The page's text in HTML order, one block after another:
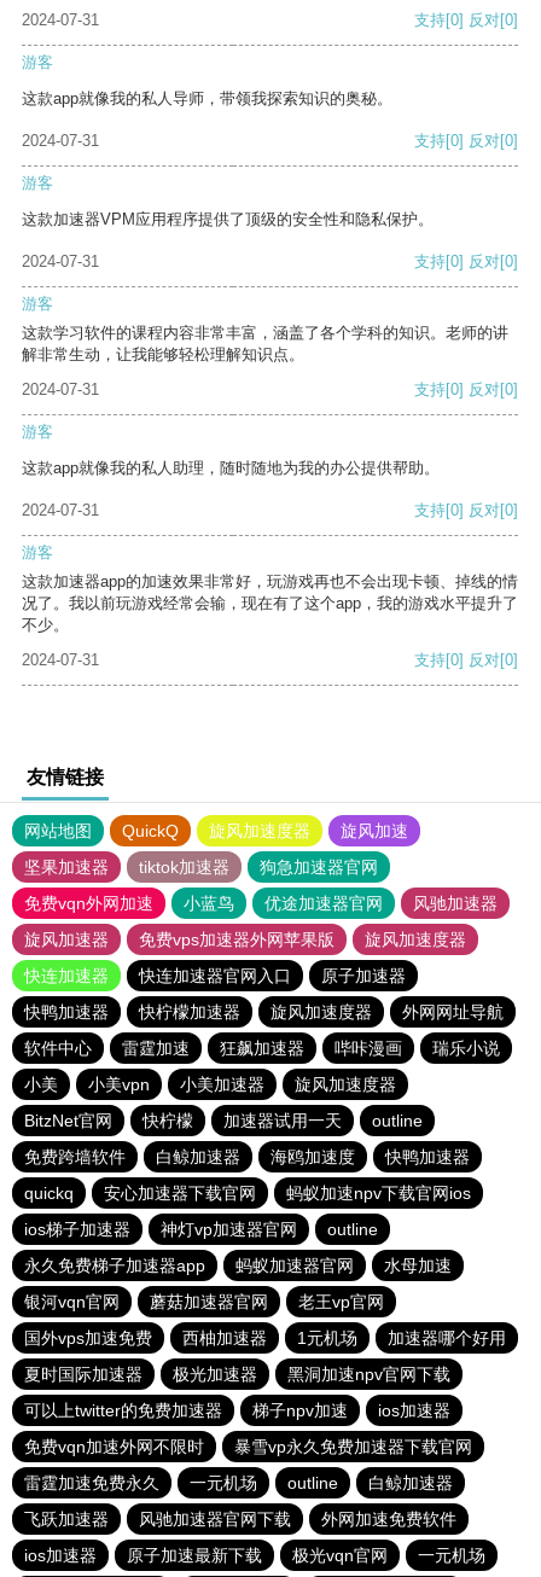
2024-07-31
支持[0] 反对[0]
游客
这款app就像我的私人导师，带领我探索知识的奥秘。
2024-07-31 支持[0] 反对[0]
游客
这款加速器VPM应用程序提供了顶级的安全性和隐私保护。
2024-07-31 支持[0] 反对[0]
游客
这款学习软件的课程内容非常丰富，涵盖了各个学科的知识。老师的讲
解非常生动，让我能够轻松理解知识点。
2024-07-31
支持[0] 反对[0]
游客
这款app就像我的私人助理，随时随地为我的办公提供帮助。
2024-07-31 支持[0] 反对[0]
游客
这款加速器app的加速效果非常好，玩游戏再也不会出现卡顿、掉线的情
况了。我以前玩游戏经常会输，现在有了这个app，我的游戏水平提升了
不少。
2024-07-31
支持[0] 反对[0]
友情链接
网站地图 QuickQ 旋风加速度器
旋风加速
坚果加速器
tiktok加速器
狗急加速器官网
免费vqn外网加速
小蓝鸟 优途加速器官网
风驰加速器
旋风加速器
免费vps加速器外网苹果版
旋风加速度器
快连加速器
快连加速器官网入口
原子加速器
快鸭加速器
快柠檬加速器 旋风加速度器
外网网址导航
软件中心
雷霆加速 狂飙加速器 哔咔漫画
瑞乐小说
小美
小美vpn 小美加速器
旋风加速度器
BitzNet官网
快柠檬 加速器试用一天
outline
免费跨墙软件
白鲸加速器 海鸥加速度
快鸭加速器
quickq
安心加速器下载官网
蚂蚁加速npv下载官网ios
ios梯子加速器
神灯vp加速器官网
outline
永久免费梯子加速器app
蚂蚁加速器官网
水母加速
银河vqn官网
蘑菇加速器官网
老王vp官网
国外vps加速免费
西柚加速器 1元机场
加速器哪个好用
夏时国际加速器
极光加速器
黑洞加速npv官网下载
可以上twitter的免费加速器
梯子npv加速
ios加速器
免费vqn加速外网不限时
暴雪vp永久免费加速器下载官网
雷霆加速免费永久
一元机场 outline
白鲸加速器
飞跃加速器
风驰加速器官网下载
外网加速免费软件
ios加速器
原子加速最新下载 极光vqn官网 一元机场